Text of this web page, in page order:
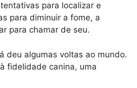
para localizar e
para diminuir a fome, a
para chamar de seu.
deu algumas voltas ao mundo.
fidelidade canina, uma